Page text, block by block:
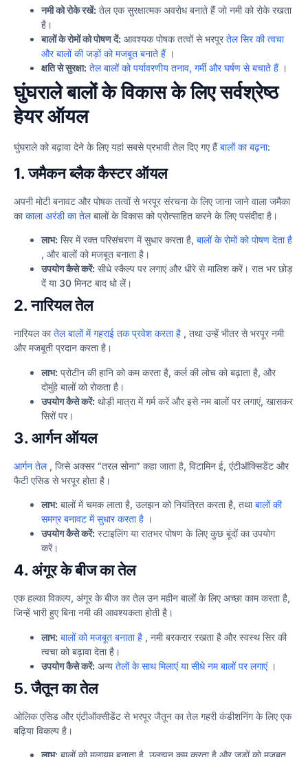
नमी को रोके रखें: तेल एक सुरक्षात्मक अवरोध बनाते हैं जो नमी को रोके रखता
है।
बालों के रोमों को पोषण दें: आवश्यक पोषक तत्वों से भरपूरतेल सिर की त्वचा
और बालों की जड़ों को मजबूत बनाते हैं।
क्षति से सुरक्षा: तेल बालों को पर्यावरणीय तनाव, गर्मी और घर्षण से बचाते हैं।
घुंघराले बालों के विकास के लिए सर्वश्रेष्ठ
हेयर ऑयल
घुंघराले को बढ़ावा देने के लिए यहां सबसे प्रभावी तेल दिए गए हैंबालों का बढ़ना:
1. जमैकन ब्लैक कैस्टर ऑयल
अपनी मोटी बनावट और पोषक तत्वों से भरपूर संरचना के लिए जाना जाने वाला जमैका
काकाला अरंडी का तेलबालों के विकास को प्रोत्साहित करने के लिए पसंदीदा है।
लाभ: सिर में रक्त परिसंचरण में सुधार करता है, बालों के रोमों को पोषण देता है
, और बालों को मजबूत बनाता है।
उपयोग कैसे करें: सीधे स्कैल्प पर लगाएं और धीरे से मालिश करें। रात भर छोड़
दें या 30 मिनट बाद धो लें।
2. नारियल तेल
नारियल कातेल बालों में गहराई तक प्रवेश करता है , तथा उन्हें भीतर से भरपूर नमी
और मजबूती प्रदान करता है।
लाभ: प्रोटीन की हानि को कम करता है, कर्ल की लोच को बढ़ाता है, और
दोमुंहे बालों को रोकता है।
उपयोग कैसे करें: थोड़ी मात्रा में गर्म करें और इसे नम बालों पर लगाएं, खासकर
सिरों पर।
3. आर्गन ऑयल
आर्गन तेल, जिसे अक्सर “तरल सोना” कहा जाता है, विटामिन ई, एंटीऑक्सिडेंट और
फैटी एसिड से भरपूर होता है।
लाभ: बालों में चमक लाता है, उलझन को नियंत्रित करता है, तथाबालों की
समग्र बनावट में सुधार करता है ।
उपयोग कैसे करें: स्टाइलिंग या रातभर पोषण के लिए कुछ बूंदों का उपयोग
करें।
4. अंगूर के बीज का तेल
एक हल्का विकल्प, अंगूर के बीज का तेल उन महीन बालों के लिए अच्छा काम करता है,
जिन्हें भारी हुए बिना नमी की आवश्यकता होती है।
लाभ: बालों को मजबूत बनाता है , नमी बरकरार रखता है और स्वस्थ सिर की
त्वचा को बढ़ावा देता है।
उपयोग कैसे करें: अन्य तेलों के साथ मिलाएं या सीधे नम बालों पर लगाएं।
5. जैतून का तेल
ओलिक एसिड और एंटीऑक्सीडेंट से भरपूर जैतून का तेल गहरी कंडीशनिंग के लिए एक
बढ़िया विकल्प है।
लाभ: बालों को मुलायम बनाता है, उलझन कम करता है और जड़ों को मजबूत